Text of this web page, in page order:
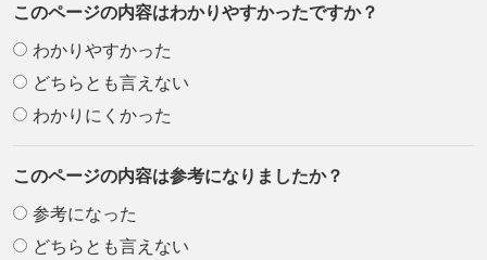
このページの内容はわかりやすかったですか？
わかりやすかった
どちらとも言えない
わかりにくかった
このページの内容は参考になりましたか？
参考になった
どちらとも言えない